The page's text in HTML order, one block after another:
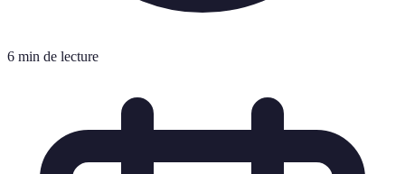
6 min de lecture